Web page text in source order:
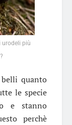
urodeli più
quanto
le specie
e stanno
perchè